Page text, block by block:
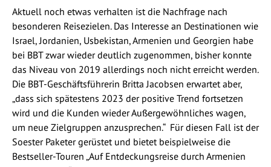
Aktuell noch etwas verhalten ist die Nachfrage nach
besonderen Reisezielen. Das Interesse an Destinationen wie
Israel, Jordanien, Usbekistan, Armenien und Georgien habe
bei BBT zwar wieder deutlich zugenommen, bisher konnte
das Niveau von 2019 allerdings noch nicht erreicht werden.
Die BBT-Geschäftsführerin Britta Jacobsen erwartet aber,
„dass sich spätestens 2023 der positive Trend fortsetzen
wird und die Kunden wieder Außergewöhnliches wagen,
um neue Zielgruppen anzusprechen.“ Für diesen Fall ist der
Soester Paketer gerüstet und bietet beispielweise die
Bestseller-Touren „Auf Entdeckungsreise durch Armenien